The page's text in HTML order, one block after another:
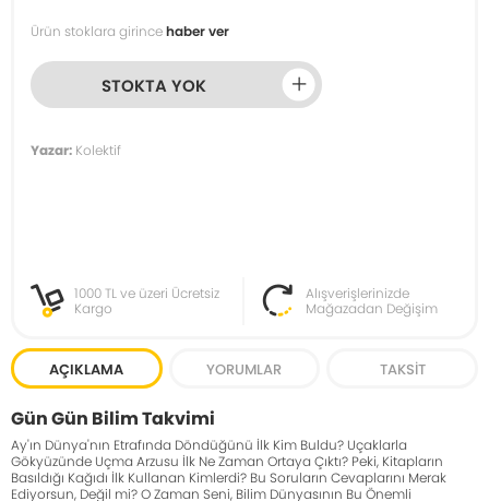
Ürün stoklara girincehaber ver
STOKTA YOK
Yazar: Kolektif
1000 TL ve üzeri Ücretsiz
Kargo
Alışverişlerinizde
Mağazadan Değişim
AÇIKLAMA YORUMLAR TAKSIT
Gün Gün Bilim Takvimi
Ay'ın Dünya'nın Etrafında Döndüğünü İlk Kim Buldu? Uçaklarla
Gökyüzünde Uçma Arzusu İlk Ne Zaman Ortaya Çıktı? Peki, Kitapların
Basıldığı Kağıdı İlk Kullanan Kimlerdi? Bu Soruların Cevaplarını Merak
Ediyorsun, Değil mi? O Zaman Seni, Bilim Dünyasının Bu Önemli